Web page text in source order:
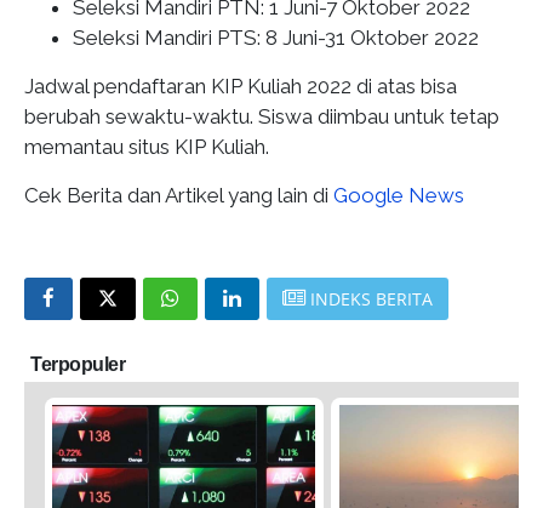
Seleksi Mandiri PTN: 1 Juni-7 Oktober 2022
Seleksi Mandiri PTS: 8 Juni-31 Oktober 2022
Jadwal pendaftaran KIP Kuliah 2022 di atas bisa
berubah sewaktu-waktu. Siswa diimbau untuk tetap
memantau situs KIP Kuliah.
Cek Berita dan Artikel yang lain di Google News
INDEKS BERITA
Terpopuler